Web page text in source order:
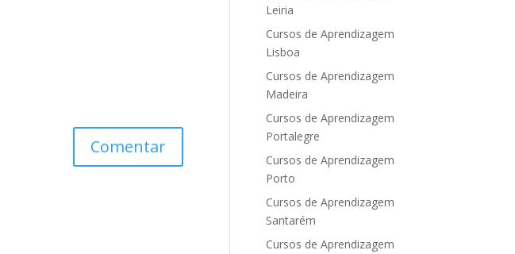
Leiria
Cursos de Aprendizagem
Lisboa
Cursos de Aprendizagem
Madeira
Cursos de Aprendizagem
Portalegre
Cursos de Aprendizagem
Porto
Cursos de Aprendizagem
Santarém
Cursos de Aprendizagem